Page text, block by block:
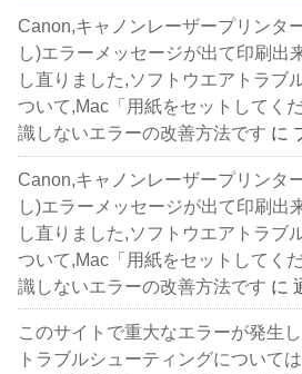
Canon,キャノンレーザープリンタ
し)エラーメッセージが出て印刷出
し直りました,ソフトウエアトラブ
ついて,Mac「用紙をセットしてく
識しないエラーの改善方法です に
Canon,キャノンレーザープリンタ
し)エラーメッセージが出て印刷出
し直りました,ソフトウエアトラブ
ついて,Mac「用紙をセットしてく
識しないエラーの改善方法です に
このサイトで重大なエラーが発生
トラブルシューティングについて